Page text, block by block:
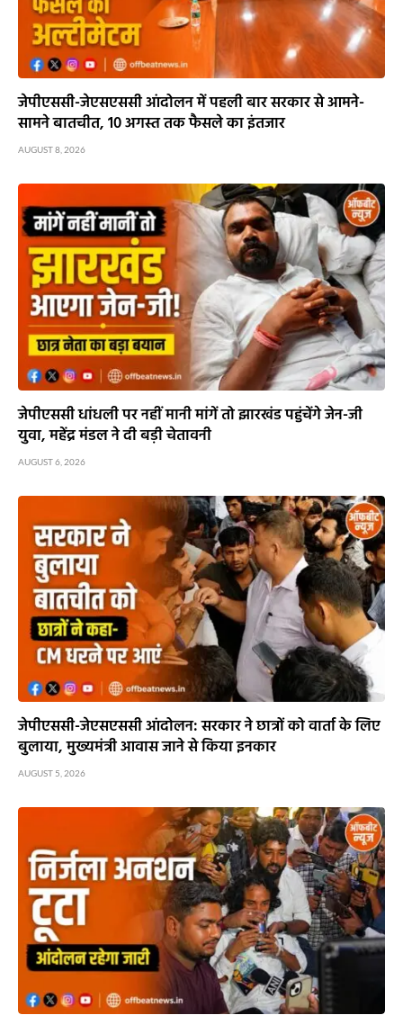
जेपीएससी-जेएसएससी आंदोलन में पहली बार सरकार से आमने-
सामने बातचीत, 10 अगस्त तक फैसले का इंतजार
AUGUST 8, 2026
जेपीएससी धांधली पर नहीं मानी मांगें तो झारखंड पहुंचेंगे जेन-जी
युवा, महेंद्र मंडल ने दी बड़ी चेतावनी
AUGUST 6, 2026
जेपीएससी-जेएसएससी आंदोलन: सरकार ने छात्रों को वार्ता के लिए
बुलाया, मुख्यमंत्री आवास जाने से किया इनकार
AUGUST 5, 2026